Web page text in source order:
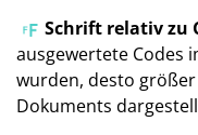
Schrift relativ zu
ausgewertete Codes
wurden, desto
Dokuments